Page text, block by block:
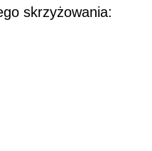
skrzyżowania: